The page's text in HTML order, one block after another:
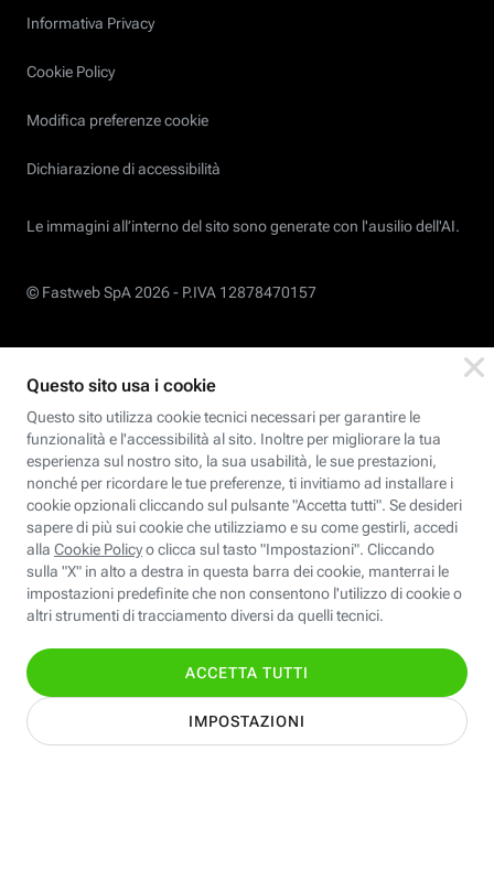
Informativa Privacy
Cookie Policy
Modifica preferenze cookie
Dichiarazione di accessibilità
Le immagini all’interno del sito sono generate con l'ausilio dell'AI.
© Fastweb SpA 2026 - P.IVA 12878470157